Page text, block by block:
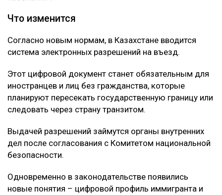
Что изменится
Согласно новым нормам, в Казахстане вводится
система электронных разрешений на въезд.
Этот цифровой документ станет обязательным для
иностранцев и лиц без гражданства, которые
планируют пересекать государственную границу или
следовать через страну транзитом.
Выдачей разрешений займутся органы внутренних
дел после согласования с Комитетом национальной
безопасности.
Одновременно в законодательстве появились
новые понятия – цифровой профиль иммигранта и